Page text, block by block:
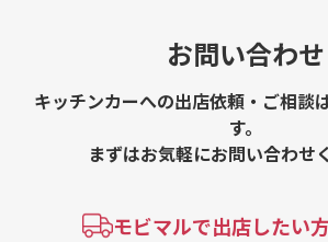
お問い合わせ
キッチンカーへの出店依頼・ご相談
す。
まずはお気軽にお問い合わせ
モビマルで出店したい